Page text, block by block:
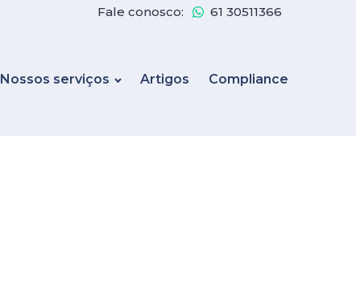
Fale conosco: 61 30511366
Nossos serviços Artigos Compliance